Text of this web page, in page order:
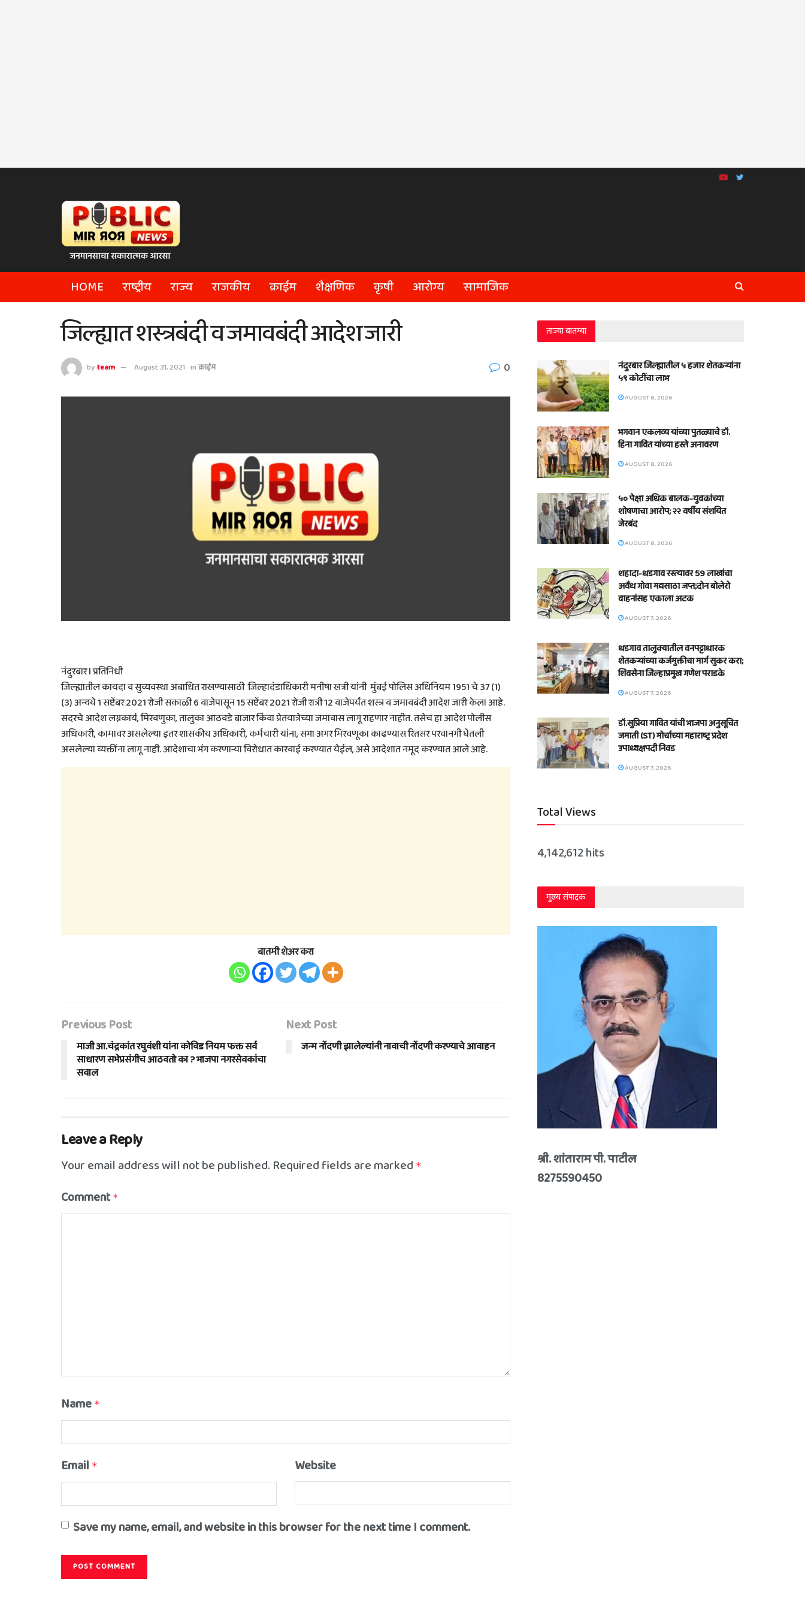
HOME राष्ट्रीय राज्य राजकीय क्राईम शैक्षणिक कृषी आरोग्य सामाजिक
जिल्ह्यात शस्त्रबंदी व जमावबंदी आदेश जारी
byteam August 31, 2021 inक्राईम 0
नंदुरबार l प्रतिनिधी
जिल्ह्यातील कायदा व सुव्यवस्था अबाधित राखण्यासाठी जिल्हादंडाधिकारी मनीषा खत्री यांनी मुंबई पोलिस अधिनियम 1951 चे 37 (1)
(3) अन्वये 1 सप्टेंबर 2021 रोजी सकाळी 6 वाजेपासून 15 सप्टेंबर 2021 रोजी रात्री 12 वाजेपर्यंत शस्त्र व जमावबंदी आदेश जारी केला आहे.
सदरचे आदेश लग्नकार्य, मिरवणुका, तालुका आठवडे बाजार किंवा प्रेतयात्रेच्या जमावास लागू राहणार नाहीत. तसेच हा आदेश पोलीस
अधिकारी, कामावर असलेल्या इतर शासकीय अधिकारी, कर्मचारी यांना, सभा अगर मिरवणूका काढण्यास रितसर परवानगी घेतली
असलेल्या व्यक्तींना लागू नाही. आदेशाचा भंग करणाऱ्या विरोधात कारवाई करण्यात येईल, असे आदेशात नमूद करण्यात आले आहे.
बातमी शेअर करा
Previous Post
माजी आ.चंद्रकांत रघुवंशी यांना कोविड नियम फक्त सर्व
साधारण सभेप्रसंगीच आठवतो का ? भाजपा नगरसेवकांचा
सवाल
Next Post
जन्म नोंदणी झालेल्यांनी नावाची नोंदणी करण्याचे आवाहन
Leave a Reply
Your email address will not be published. Required fields are marked *
Comment *
Name *
Email * Website
Save my name, email, and website in this browser for the next time I comment.
ताज्या बातम्या
नंदुरबार जिल्ह्यातील ५ हजार शेतकऱ्यांना
५९ कोटींचा लाभ
AUGUST 8, 2026
भगवान एकलव्य यांच्या पुतळ्याचे डॉ.
हिना गावित यांच्या हस्ते अनावरण
AUGUST 8, 2026
५० पेक्षा अधिक बालक-युवकांच्या
शोषणाचा आरोप; २२ वर्षीय संशयित
जेरबंद
AUGUST 8, 2026
शहादा-धडगाव रस्त्यावर 59 लाखांचा
अवैध गोवा मद्यसाठा जप्त;दोन बोलेरो
वाहनांसह एकाला अटक
AUGUST 7, 2026
धडगाव तालुक्यातील वनपट्टाधारक
शेतकऱ्यांच्या कर्जमुक्तीचा मार्ग सुकर करा;
शिवसेना जिल्हाप्रमुख गणेश पराडके
AUGUST 7, 2026
डॉ.सुप्रिया गावित यांची भाजपा अनुसूचित
जमाती (ST) मोर्चाच्या महाराष्ट्र प्रदेश
उपाध्यक्षपदी निवड
AUGUST 7, 2026
Total Views
4,142,612 hits
मुख्य संपादक
श्री. शांताराम पी. पाटील
8275590450